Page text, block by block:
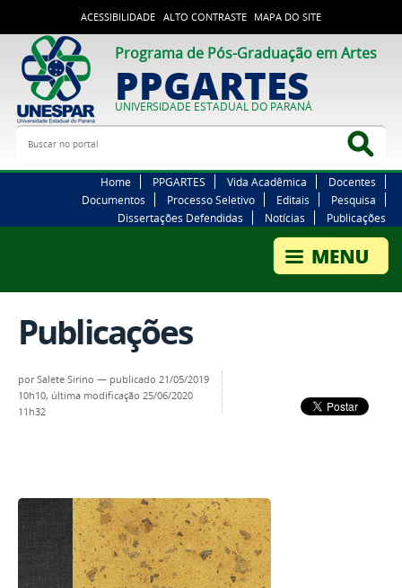
ACESSIBILIDADE ALTO CONTRASTE MAPA DO SITE
Programa de Pós-Graduação em Artes
PPGARTES
UNIVERSIDADE ESTADUAL DO PARANÁ
Buscar no portal
Home PPGARTES Vida Acadêmica
Docentes
Documentos
Processo Seletivo Editais
Pesquisa
Dissertações Defendidas
Notícias Publicações
Publicações
porSalete Sirino — publicado 21/05/2019
10h10, última modificação 25/06/2020
11h32